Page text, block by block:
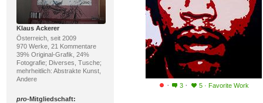
Klaus Ackerer
Österreich, seit 2009
970 Werke, 21 Kommentare
39% Original-Grafik, 24%
Fotografie; Diverses, Tusche;
mehrheitlich: Abstrakte Kunst,
Andere
pro-Mitgliedschaft:
· 3 · 5 · Favorite Work